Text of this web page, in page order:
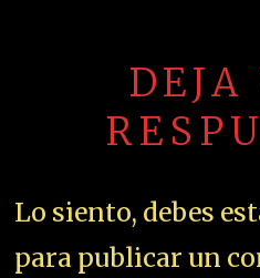
DEJA
Lo siento, debes
para publicar un